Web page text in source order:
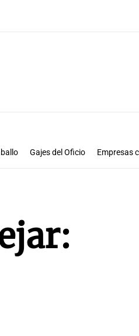
Gajes del Oficio
Empresas